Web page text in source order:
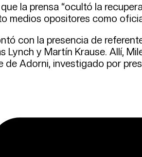
la prensa “ocultó la
medios opositores como
con la presencia de
Lynch y Martín Krause. Allí,
de Adorni, investigado por